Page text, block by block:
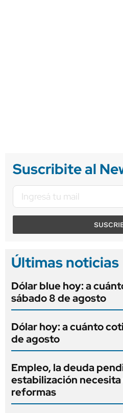
Suscribite al
Últimas noticias
Dólar blue hoy: a
sábado 8 de agosto
Dólar hoy: a cuánto
de agosto
Empleo, la deuda
estabilización necesita
reformas